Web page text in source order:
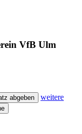
VfB Ulm
abgeben
weitere